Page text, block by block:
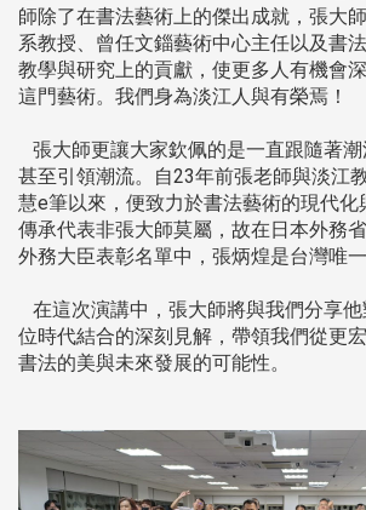
師除了在書法藝術上的傑出成就，張大
系教授、曾任文錙藝術中心主任以及書
教學與研究上的貢獻，使更多人有機會
這門藝術。我們身為淡江人與有榮焉！
張大師更讓大家欽佩的是一直跟隨著潮
甚至引領潮流。自23年前張老師與淡江
慧e筆以來，便致力於書法藝術的現代化
傳承代表非張大師莫屬，故在日本外務
外務大臣表彰名單中，張炳煌是台灣唯一
在這次演講中，張大師將與我們分享
位時代結合的深刻見解，帶領我們從更
書法的美與未來發展的可能性。